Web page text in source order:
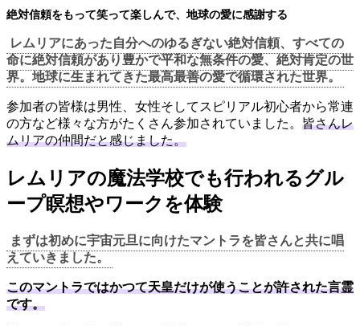
絶対信頼をもって笑って楽しんで、地球の愛に感謝する
レムリアにあった自分へのゆるぎない絶対信頼、すべての
命に絶対信頼があり豊かで平和な無条件の愛、絶対肯定の世
界。地球に生まれてきた最高最善の愛で循環された世界。
参加者の皆様は男性、女性そしてスピリアル初心者から常連
の方など様々な方がたくさん参加されていました。 皆さんレ
ムリアの仲間だと感じました。
レムリアの魔法学校でも行われるグル
ープ瞑想やワークを体験
まずは初めに宇宙元旦に向けたマントラを皆さんと共に唱
えていきました。
このマントラではかつて天皇だけが使うことが許された言霊
です。